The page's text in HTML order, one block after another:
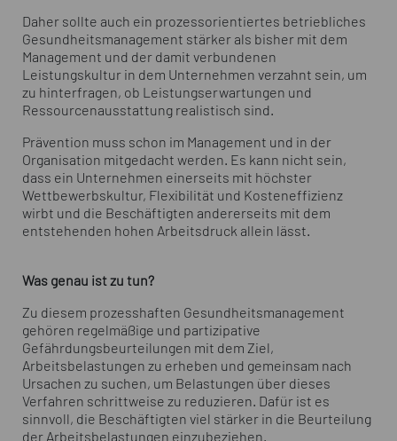
Daher sollte auch ein prozessorientiertes betriebliches
Gesundheitsmanagement stärker als bisher mit dem
Management und der damit verbundenen
Leistungskultur in dem Unternehmen verzahnt sein, um
zu hinterfragen, ob Leistungserwartungen und
Ressourcenausstattung realistisch sind.
Prävention muss schon im Management und in der
Organisation mitgedacht werden. Es kann nicht sein,
dass ein Unternehmen einerseits mit höchster
Wettbewerbskultur, Flexibilität und Kosteneffizienz
wirbt und die Beschäftigten andererseits mit dem
entstehenden hohen Arbeitsdruck allein lässt.
Was genau ist zu tun?
Zu diesem prozesshaften Gesundheitsmanagement
gehören regelmäßige und partizipative
Gefährdungsbeurteilungen mit dem Ziel,
Arbeitsbelastungen zu erheben und gemeinsam nach
Ursachen zu suchen, um Belastungen über dieses
Verfahren schrittweise zu reduzieren. Dafür ist es
sinnvoll, die Beschäftigten viel stärker in die Beurteilung
der Arbeitsbelastungen einzubeziehen.